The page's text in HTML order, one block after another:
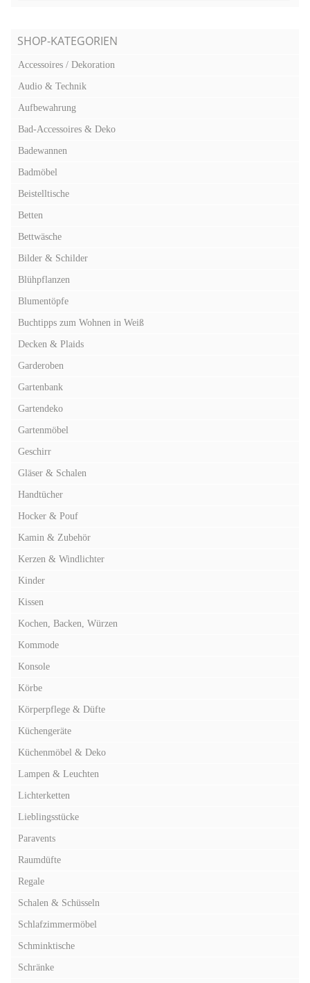
SHOP-KATEGORIEN
Accessoires / Dekoration
Audio & Technik
Aufbewahrung
Bad-Accessoires & Deko
Badewannen
Badmöbel
Beistelltische
Betten
Bettwäsche
Bilder & Schilder
Blühpflanzen
Blumentöpfe
Buchtipps zum Wohnen in Weiß
Decken & Plaids
Garderoben
Gartenbank
Gartendeko
Gartenmöbel
Geschirr
Gläser & Schalen
Handtücher
Hocker & Pouf
Kamin & Zubehör
Kerzen & Windlichter
Kinder
Kissen
Kochen, Backen, Würzen
Kommode
Konsole
Körbe
Körperpflege & Düfte
Küchengeräte
Küchenmöbel & Deko
Lampen & Leuchten
Lichterketten
Lieblingsstücke
Paravents
Raumdüfte
Regale
Schalen & Schüsseln
Schlafzimmermöbel
Schminktische
Schränke